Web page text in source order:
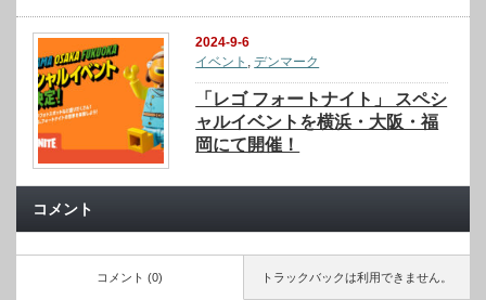
2024-9-6
イベント
,デンマーク
「レゴ フォートナイト」 スペシ
ャルイベントを横浜・大阪・福
岡にて開催！
コメント
トラックバックは利用できません。
コメント (0)